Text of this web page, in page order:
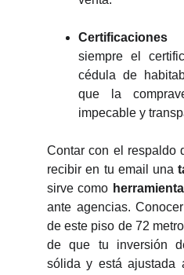
Certificaciones
siempre el
cédula de
que la
impecable y
Contar con el respaldo
recibir en tu email una
sirve como
ante agencias.
de este piso de 72
de que tu inversión
sólida y está ajustada